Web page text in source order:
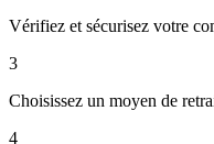
Vérifiez et sécurisez votre
3
Choisissez un moyen de
4